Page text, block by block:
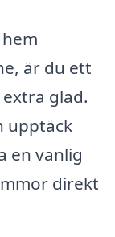
är du ett
glad.
upptäck
en vanlig
direkt